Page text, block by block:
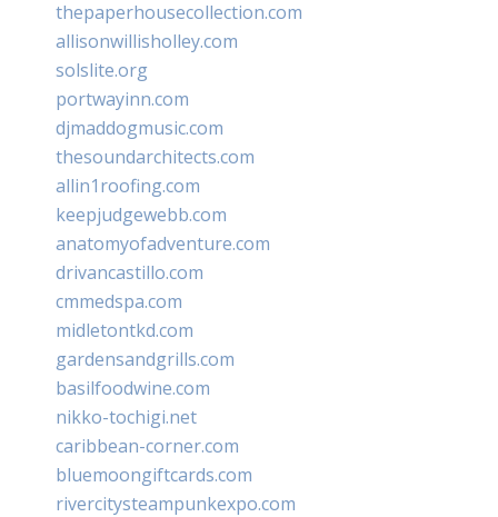
thepaperhousecollection.com
allisonwillisholley.com
solslite.org
portwayinn.com
djmaddogmusic.com
thesoundarchitects.com
allin1roofing.com
keepjudgewebb.com
anatomyofadventure.com
drivancastillo.com
cmmedspa.com
midletontkd.com
gardensandgrills.com
basilfoodwine.com
nikko-tochigi.net
caribbean-corner.com
bluemoongiftcards.com
rivercitysteampunkexpo.com